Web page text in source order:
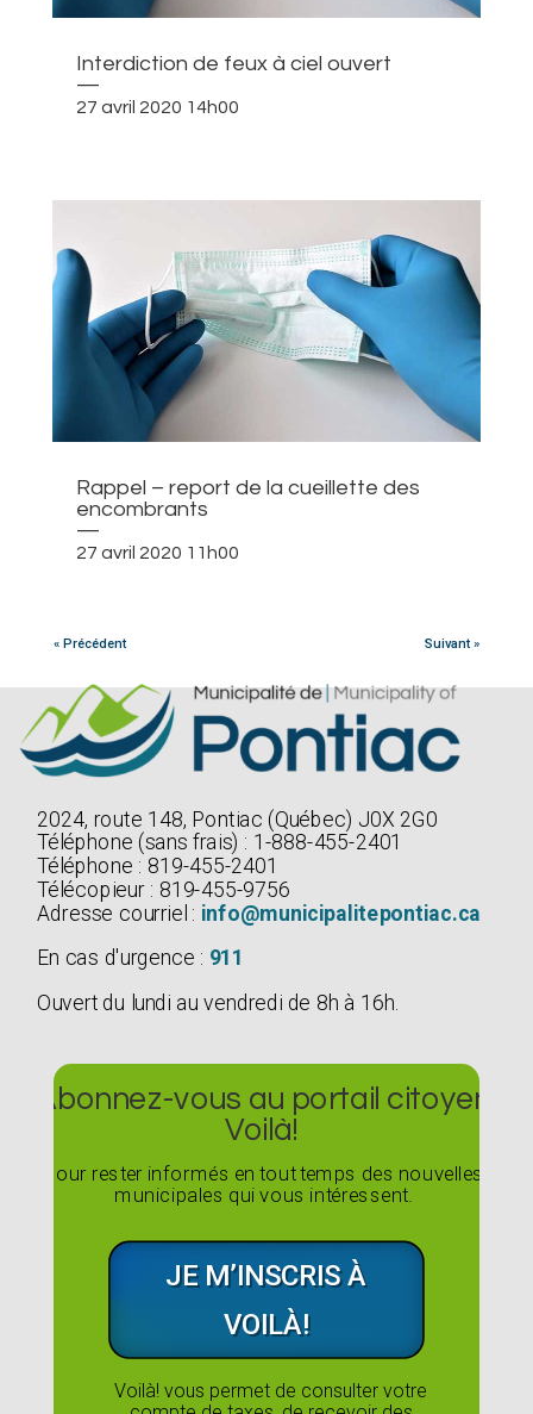
Interdiction de feux à ciel ouvert
—
27 avril 2020 14h00
Rappel – report de la cueillette des
encombrants
—
27 avril 2020 11h00
« Précédent Suivant »
2024, route 148, Pontiac (Québec) J0X 2G0
Téléphone (sans frais) : 1-888-455-2401
Téléphone : 819-455-2401
Télécopieur : 819-455-9756
Adresse courriel : info@municipalitepontiac.ca
En cas d'urgence : 911
Ouvert du lundi au vendredi de 8h à 16h.
Abonnez-vous au portail citoyen
Voilà!
Pour rester informés en tout temps des nouvelles
municipales qui vous intéressent.
JE M’INSCRIS À
VOILÀ!
Voilà! vous permet de consulter votre